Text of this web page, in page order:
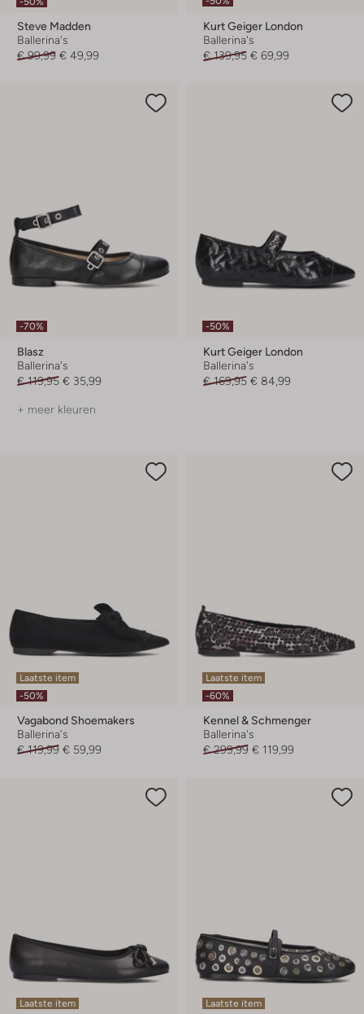
Steve Madden
Ballerina's
€ 99,99 € 49,99
Kurt Geiger London
Ballerina's
€ 139,95 € 69,99
-70%
Blasz
Ballerina's
€ 119,95 € 35,99
+ meer kleuren
-50%
Kurt Geiger London
Ballerina's
€ 169,95 € 84,99
Laatste item
-50%
Vagabond Shoemakers
Ballerina's
€ 119,99 € 59,99
Laatste item
-60%
Kennel & Schmenger
Ballerina's
€ 299,99 € 119,99
Laatste item
Laatste item